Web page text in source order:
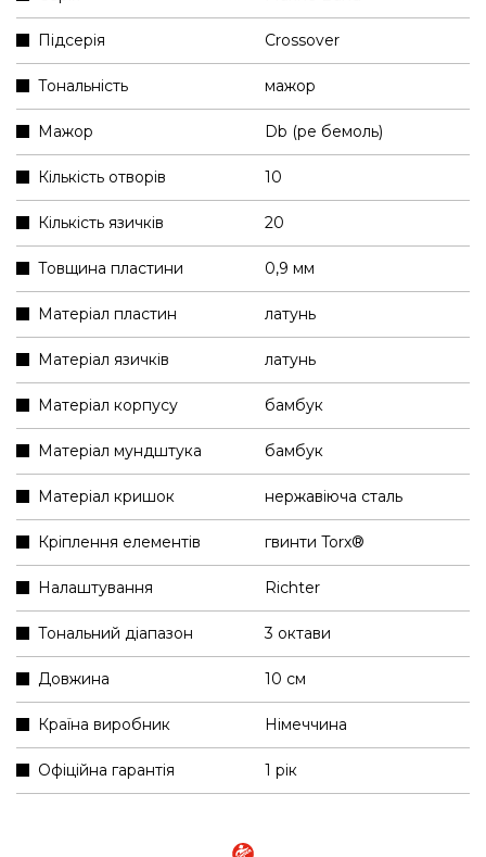
Підсерія Crossover
Тональність мажор
Мажор Db (ре бемоль)
Кількість отворів 10
Кількість язичків 20
Товщина пластини 0,9 мм
Матеріал пластин латунь
Матеріал язичків латунь
Матеріал корпусу бамбук
Матеріал мундштука бамбук
Матеріал кришок нержавіюча сталь
Кріплення елементів гвинти Torx®
Налаштування Richter
Тональний діапазон 3 октави
Довжина 10 см
Країна виробник Німеччина
Офіційна гарантія 1 рік